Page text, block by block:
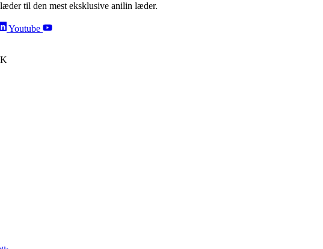
til den mest eksklusive anilin læder.
Youtube